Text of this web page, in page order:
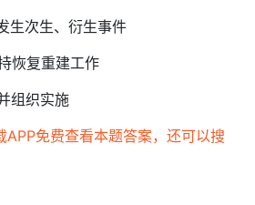
生次生、衍生事件
恢复重建工作
组织实施
APP免费查看本题答案，还可以搜